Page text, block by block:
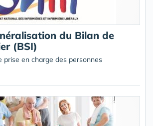
du Bilan de
(BSI)
prise en charge des personnes